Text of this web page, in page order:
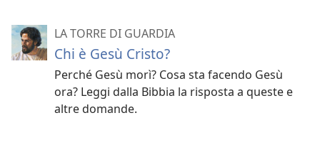
LA TORRE DI GUARDIA
Chi è Gesù Cristo?
Perché Gesù morì? Cosa sta facendo Gesù
ora? Leggi dalla Bibbia la risposta a queste e
altre domande.